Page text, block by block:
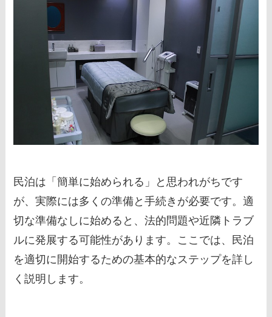
民泊は「簡単に始められる」と思われがちです
が、実際には多くの準備と手続きが必要です。適
切な準備なしに始めると、法的問題や近隣トラブ
ルに発展する可能性があります。ここでは、民泊
を適切に開始するための基本的なステップを詳し
く説明します。